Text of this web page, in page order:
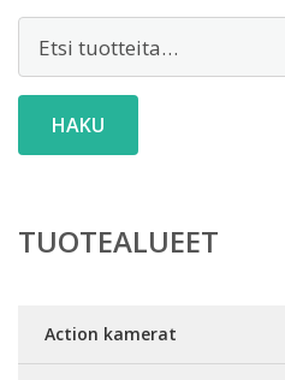
HAKU
TUOTEALUEET
Action kamerat